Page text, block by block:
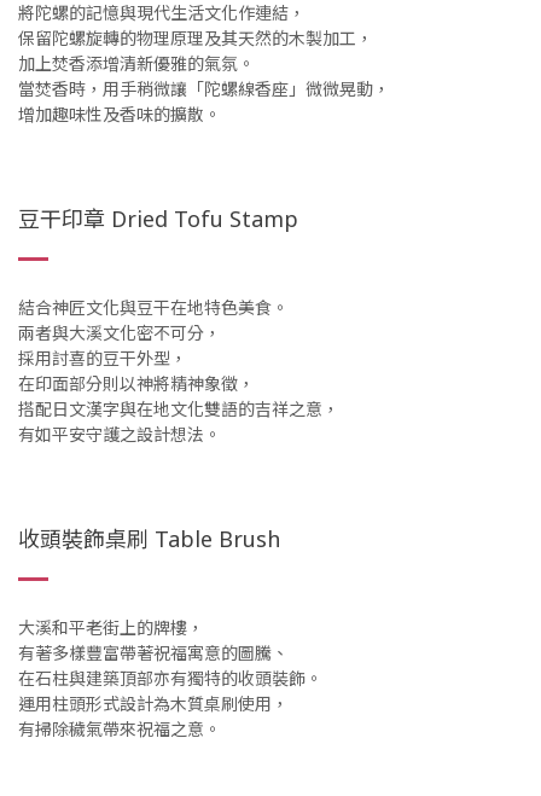
將陀螺的記憶與現代生活文化作連結，
保留陀螺旋轉的物理原理及其天然的木製加工，
加上焚香添增清新優雅的氣氛。
當焚香時，用手稍微讓「陀螺線香座」微微晃動，
增加趣味性及香味的擴散。
豆干印章 Dried Tofu Stamp
結合神匠文化與豆干在地特色美食。
兩者與大溪文化密不可分，
採用討喜的豆干外型，
在印面部分則以神將精神象徵，
搭配日文漢字與在地文化雙語的吉祥之意，
有如平安守護之設計想法。
收頭裝飾桌刷 Table Brush
大溪和平老街上的牌樓，
有著多樣豐富帶著祝福寓意的圖騰、
在石柱與建築頂部亦有獨特的收頭裝飾。
運用柱頭形式設計為木質桌刷使用，
有掃除穢氣帶來祝福之意。